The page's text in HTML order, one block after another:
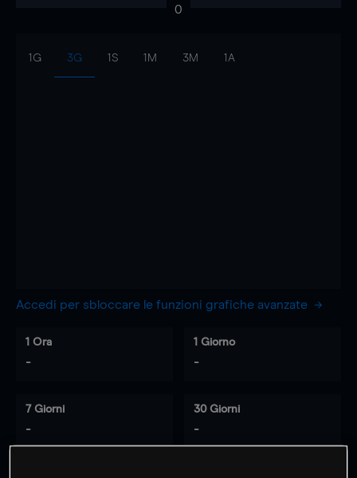
0
1G 3G 1S 1M 3M 1A
Accedi per sbloccare le funzioni grafiche avanzate
1 Ora
-
1 Giorno
-
7 Giorni
-
30 Giorni
-